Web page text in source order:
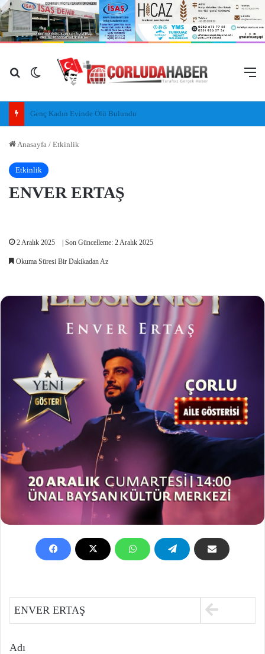
Arama yap ...
Dış görünümü değiştir
Tekirdağ Büyükşehir Belediyesi’nden arı yetiştiricilerine destek
Anasayfa / Etkinlik
Etkinlik
ENVER ERTAŞ
2 Aralık 2025 | Son Güncelleme: 2 Aralık 2025
Okuma Süresi Bir Dakikadan Az
ENVER ERTAŞ
Adı